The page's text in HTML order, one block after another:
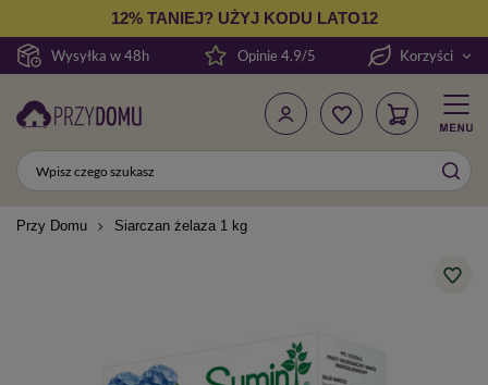
Wysyłka w 48h
12% TANIEJ? UŻYJ KODU LATO12
Opinie 4.9/5 Korzyści
Przy Domu Siarczan żelaza 1 kg